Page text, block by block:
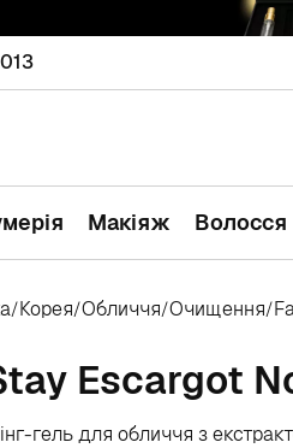
Макіяж Волосся
/Корея/Обличчя/Очищення/
Escargot
гель для обличчя з